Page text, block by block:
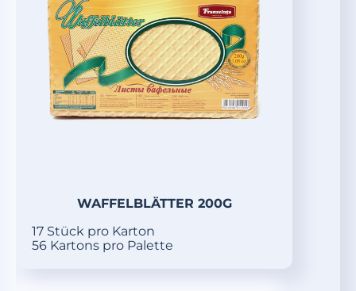
WAFFELBLÄTTER 200G
17 Stück pro Karton
56 Kartons pro Palette